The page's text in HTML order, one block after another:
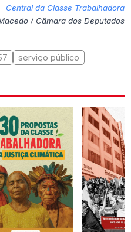
Central da Classe Trabalhadora
/ Câmara dos Deputados
serviço público